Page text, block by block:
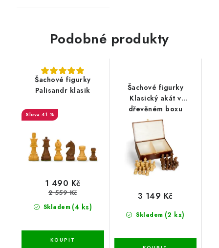
Podobné produkty
Šachové figurky
Palisandr klasik
41 %
Skladem (4 ks)
1 490 Kč
2 559 Kč
Šachové figurky
Klasický akát v
dřevěném boxu
Skladem (2 ks)
3 149 Kč